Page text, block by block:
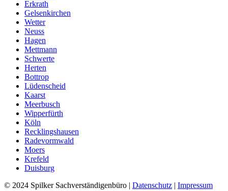
Erkrath
Gelsenkirchen
Wetter
Neuss
Hagen
Mettmann
Schwerte
Herten
Bottrop
Lüdenscheid
Kaarst
Meerbusch
Wipperfürth
Köln
Recklingshausen
Radevormwald
Moers
Krefeld
Duisburg
© 2024 Spilker Sachverständigenbüro | Datenschutz | Impressum